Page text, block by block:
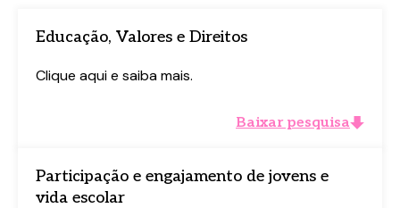
acesso ao conteúdo logo em seguida.
acesso ao conteúdo logo em seguida.
Educação, Valores e Direitos
Clique aqui e saiba mais.
Baixar pesquisa
Participação e engajamento de jovens e
vida escolar